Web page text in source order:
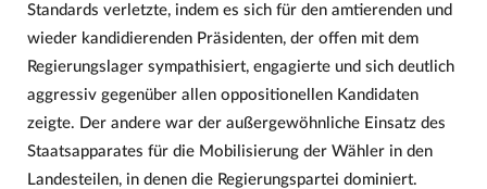
Standards verletzte, indem es sich für den amtierenden und
wieder kandidierenden Präsidenten, der offen mit dem
Regierungslager sympathisiert, engagierte und sich deutlich
aggressiv gegenüber allen oppositionellen Kandidaten
zeigte. Der andere war der außergewöhnliche Einsatz des
Staatsapparates für die Mobilisierung der Wähler in den
Landesteilen, in denen die Regierungspartei dominiert.